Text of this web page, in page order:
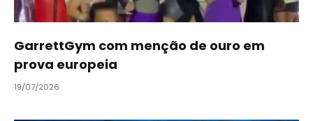
GarrettGym com menção de ouro em
prova europeia
19/07/2026